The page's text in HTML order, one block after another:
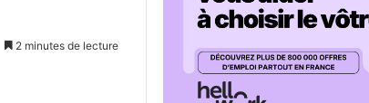
2 minutes de lecture